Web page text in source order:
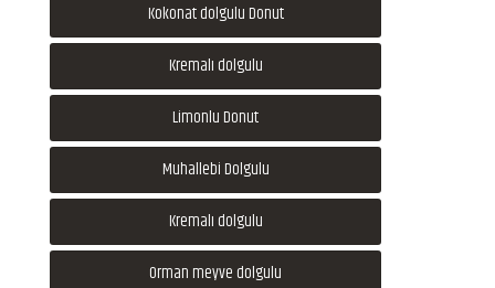
Kokonat dolgulu Donut
Kremalı dolgulu
Limonlu Donut
Muhallebi Dolgulu
Kremalı dolgulu
Orman meyve dolgulu